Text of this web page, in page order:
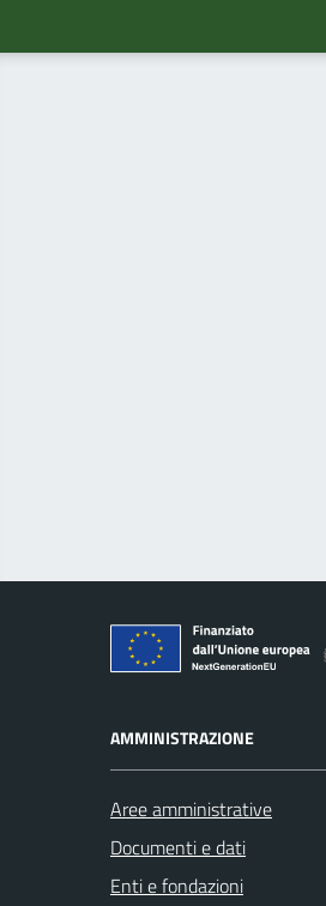
AMMINISTRAZIONE
Aree amministrative
Documenti e dati
Enti e fondazioni